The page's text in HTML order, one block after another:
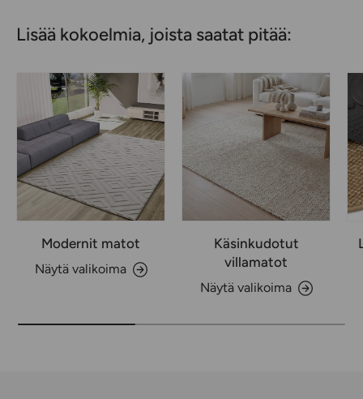
Lisää kokoelmia, joista saatat pitää:
Modernit matot
Näytä valikoima
Käsinkudotut
villamatot
Näytä valikoima